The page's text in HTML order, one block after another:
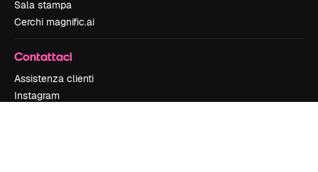
Sala stampa
Cerchi magnific.ai
Contattaci
Assistenza clienti
Instagram